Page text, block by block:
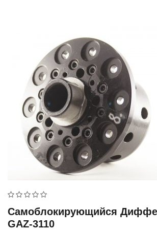
Самоблокирующийся
GAZ-3110